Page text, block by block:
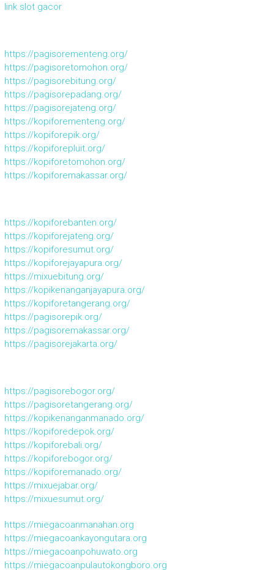
link slot gacor
https://pagisorementeng.org/
https://pagisoretomohon.org/
https://pagisorebitung.org/
https://pagisorepadang.org/
https://pagisorejateng.org/
https://kopiforementeng.org/
https://kopiforepik.org/
https://kopiforepluit.org/
https://kopiforetomohon.org/
https://kopiforemakassar.org/
https://kopiforebanten.org/
https://kopiforejateng.org/
https://kopiforesumut.org/
https://kopiforejayapura.org/
https://mixuebitung.org/
https://kopikenanganjayapura.org/
https://kopiforetangerang.org/
https://pagisorepik.org/
https://pagisoremakassar.org/
https://pagisorejakarta.org/
https://pagisorebogor.org/
https://pagisoretangerang.org/
https://kopikenanganmanado.org/
https://kopiforedepok.org/
https://kopiforebali.org/
https://kopiforebogor.org/
https://kopiforemanado.org/
https://mixuejabar.org/
https://mixuesumut.org/
https://miegacoanmanahan.org
https://miegacoankayongutara.org
https://miegacoanpohuwato.org
https://miegacoanpulautokongboro.org